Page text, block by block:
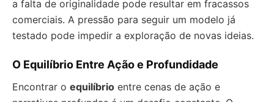
a falta de originalidade pode resultar em fracassos
comerciais. A pressão para seguir um modelo já
testado pode impedir a exploração de novas ideias.
O Equilíbrio Entre Ação e Profundidade
Encontrar o equilíbrio entre cenas de ação e